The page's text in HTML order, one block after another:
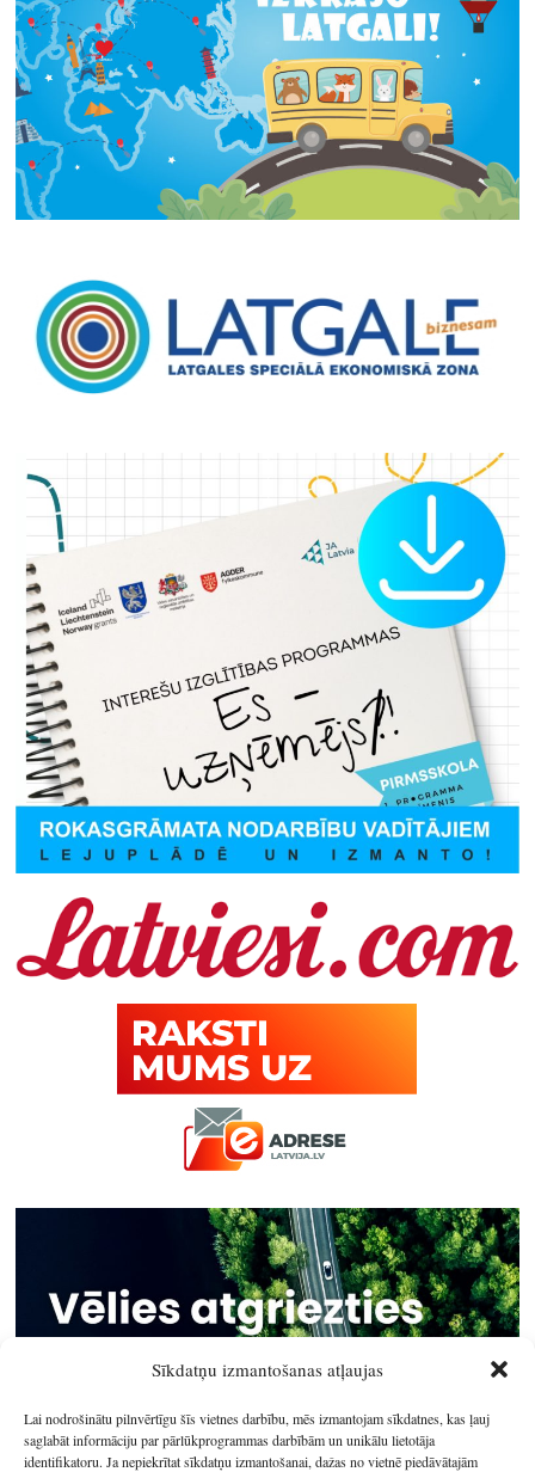
Sīkdatņu izmantošanas atļaujas
Lai nodrošinātu pilnvērtīgu šīs vietnes darbību, mēs izmantojam sīkdatnes, kas ļauj
saglabāt informāciju par pārlūkprogrammas darbībām un unikālu lietotāja
identifikatoru. Ja nepiekrītat sīkdatņu izmantošanai, dažas no vietnē piedāvātajām